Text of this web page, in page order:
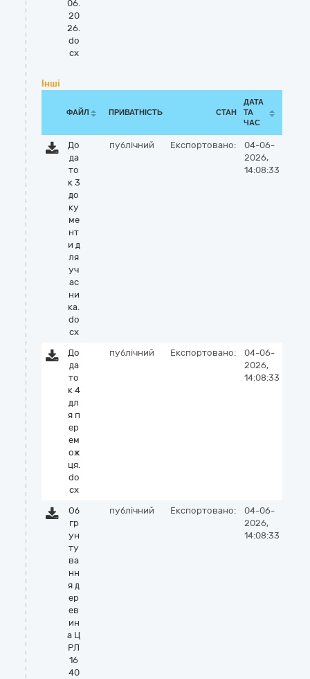
06.
20
26.
do
cx
Інші
ФАЙЛ ПРИВАТНІСТЬ СТАН
ДАТА
ТА
ЧАС
До
да
то
к 3
до
ку
ме
нт
и д
ля
уч
ас
ни
ка.
do
cx
публічний Експортовано:
04-06-
2026,
14:08:33
До
да
то
к 4
дл
я п
ер
ем
ож
ця.
do
cx
публічний Експортовано:
04-06-
2026,
14:08:33
Об
гр
ун
ту
ва
нн
я д
ер
ев
ин
а Ц
РЛ
16
40
публічний Експортовано:
04-06-
2026,
14:08:33